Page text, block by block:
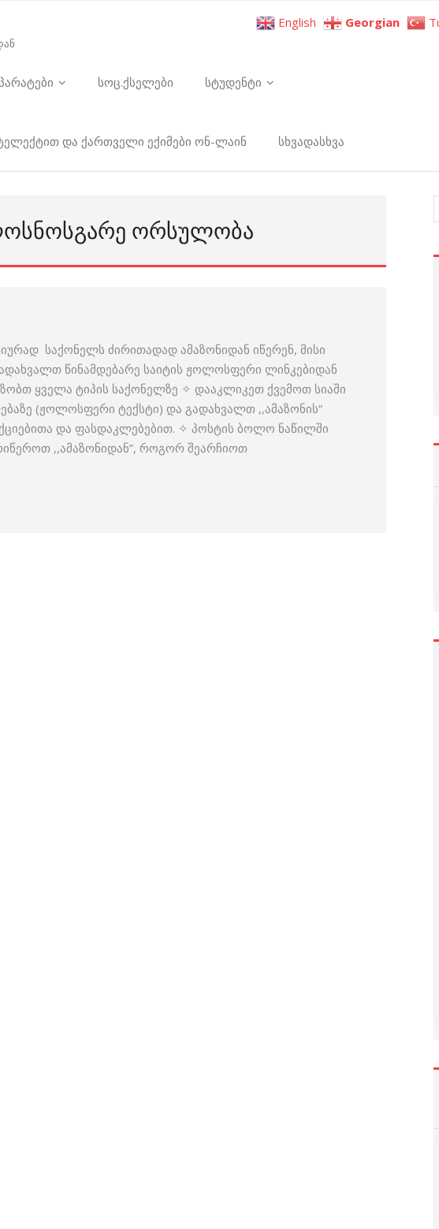
სოც.ქსელები სტუდენტი
და ქართველი ექიმები ონ-ლაინ სხვადასხვა
ᲝᲠᲡᲣᲚᲝᲑᲐ
საქონელს ძირითადად ამაზონიდან იწერენ, მისი
წინამდებარე საიტის ჟოლოსფერი ლინკებიდან
ყველა ტიპის საქონელზე ✧ დააკლიკეთ ქვემოთ სიაში
(ჟოლოსფერი ტექსტი) და გადახვალთ ,,ამაზონის“
და ფასდაკლებებით. ✧ პოსტის ბოლო ნაწილში
,,ამაზონიდან”, როგორ შეარჩიოთ
English Georgian